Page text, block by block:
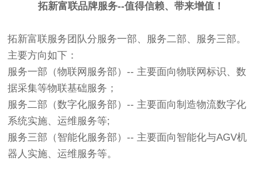
拓新富联品牌服务--值得信赖、带来增值！
拓新富联服务团队分服务一部、服务二部、服务三部。
主要方向如下：
服务一部（物联网服务部）-- 主要面向物联网标识、数
据采集等物联基础服务；
服务二部（数字化服务部）-- 主要面向制造物流数字化
系统实施、运维服务等;
服务三部（智能化服务部）-- 主要面向智能化与AGV机
器人实施、运维服务等。